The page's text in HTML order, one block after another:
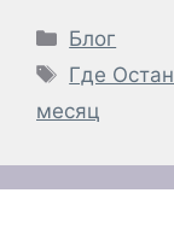
Рубрики
Блог
Метки
Где
месяц